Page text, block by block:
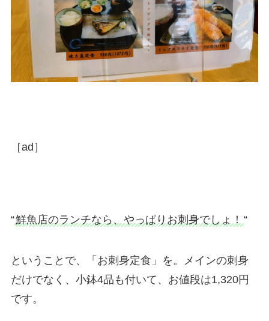
［ad］
“鮮魚店のランチなら、やっぱりお刺身でしょ！ “
ということで、「お刺身定食」を。メインの刺身
だけでなく、小鉢4品も付いて、お値段は1,320円
です。